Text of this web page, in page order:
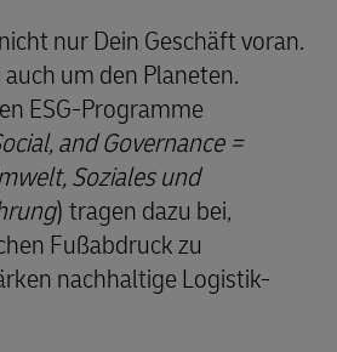
nur Dein Geschäft voran.
um den Planeten.
ESG-Programme
and Governance =
Soziales und
) tragen dazu bei,
Fußabdruck zu
nachhaltige Logistik-